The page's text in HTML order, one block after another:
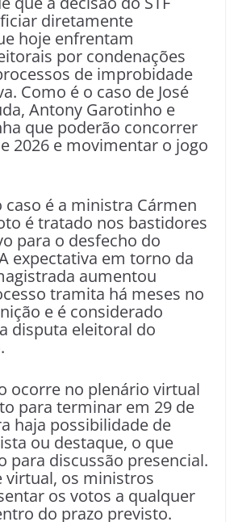
diretamente
hoje enfrentam
por condenações
de improbidade
Como é o caso de José
Antony Garotinho e
que poderão concorrer
2026 e movimentar o jogo
é a ministra Cármen
é tratado nos bastidores
para o desfecho do
expectativa em torno da
aumentou
tramita há meses no
e é considerado
disputa eleitoral do
ocorre no plenário virtual
para terminar em 29 de
haja possibilidade de
ou destaque, o que
para discussão presencial.
virtual, os ministros
os votos a qualquer
do prazo previsto.